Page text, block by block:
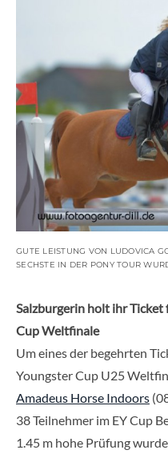
GUTE LEISTUNG VON LUDOVICA
SECHSTE IN DER PONY TOUR
Salzburgerin holt ihr Ticket
Cup Weltfinale
Um eines der begehrten
Youngster Cup U25
Amadeus Horse Indoors
38 Teilnehmer im EY Cup
1.45 m hohe Prüfung